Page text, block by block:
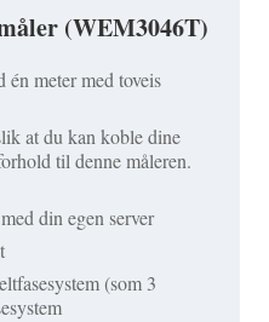
(WEM3046T)
én meter med toveis
at du kan koble dine
til denne måleren.
din egen server
(som 3